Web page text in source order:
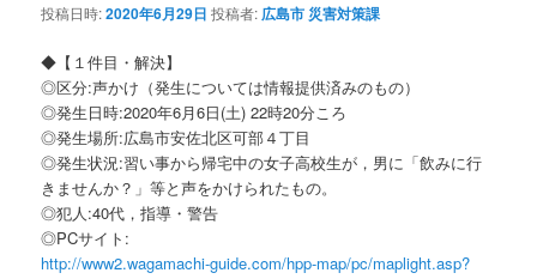
投稿日時:2020年6月29日 投稿者: 広島市 災害対策課
◆【１件目・解決】
◎区分:声かけ（発生については情報提供済みのもの）
◎発生日時:2020年6月6日(土) 22時20分ころ
◎発生場所:広島市安佐北区可部４丁目
◎発生状況:習い事から帰宅中の女子高校生が，男に「飲みに行
きませんか？」等と声をかけられたもの。
◎犯人:40代，指導・警告
◎PCサイト:
http://www2.wagamachi-guide.com/hpp-map/pc/maplight.asp?